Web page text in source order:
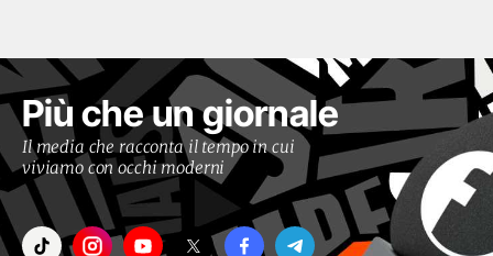
Più che un giornale
Il media che racconta il tempo in cui
viviamo con occhi moderni